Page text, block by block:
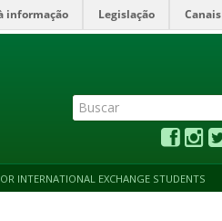
informação Legislação Canais
INTERNATIONAL EXCHANGE STUDENTS